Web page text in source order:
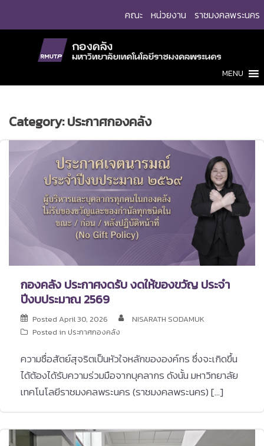
คณะ หน่วยงาน ราชมงคลพระนคร
MENU
Category:ประกาศกองคลัง
กองคลัง ประกาศงดรับ งดให้ของขวัญ ประจำ
ปีงบประมาณ 2569
Posted April 30, 2026
NISARATH SODAMUK
Posted in ประกาศกองคลัง
ความซื่อสัตย์สุจริตเป็นหัวใจหลักขององค์กร ซึ่งจะเกิดขึ้น
ได้ต้องได้รับความร่วมมือจากบุคลากร ดังนั้น มหาวิทยาลัย
เทคโนโลยีราชมงคลพระนคร (ราชมงคลพระนคร) […]